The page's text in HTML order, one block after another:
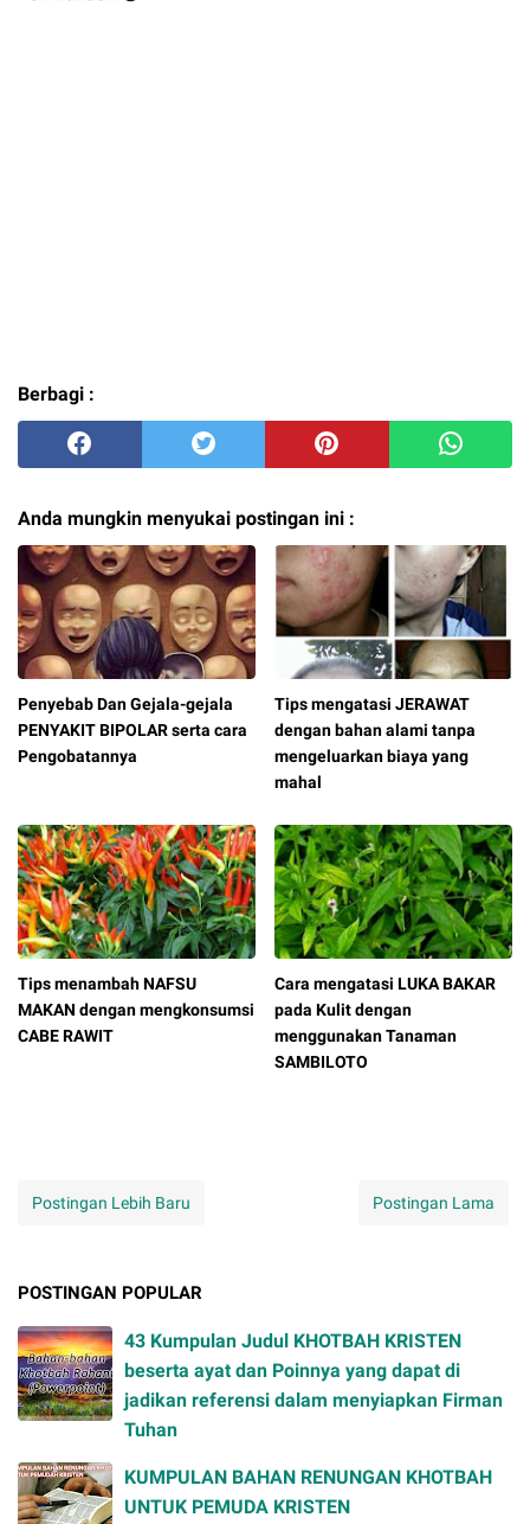
Berbagi :
Anda mungkin menyukai postingan ini :
Penyebab Dan Gejala-gejala
PENYAKIT BIPOLAR serta cara
Pengobatannya
Tips mengatasi JERAWAT
dengan bahan alami tanpa
mengeluarkan biaya yang
mahal
Tips menambah NAFSU
MAKAN dengan mengkonsumsi
CABE RAWIT
Cara mengatasi LUKA BAKAR
pada Kulit dengan
menggunakan Tanaman
SAMBILOTO
Postingan Lebih Baru Postingan Lama
POSTINGAN POPULAR
43 Kumpulan Judul KHOTBAH KRISTEN
beserta ayat dan Poinnya yang dapat di
jadikan referensi dalam menyiapkan Firman
Tuhan
KUMPULAN BAHAN RENUNGAN KHOTBAH
UNTUK PEMUDA KRISTEN